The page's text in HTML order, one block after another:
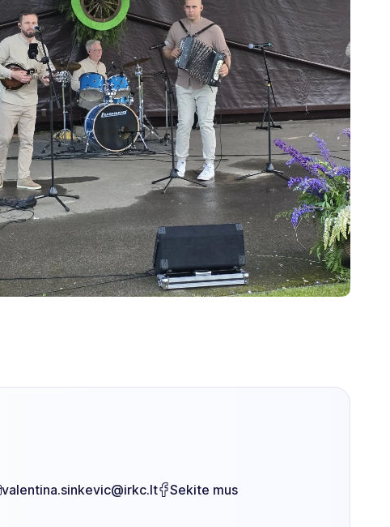
valentina.sinkevic@irkc.lt Sekite mus